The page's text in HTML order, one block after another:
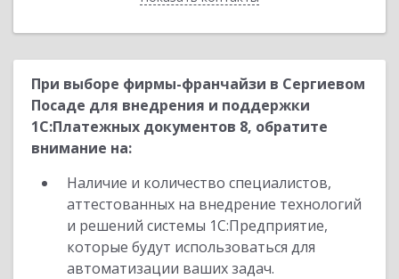
При выборе фирмы-франчайзи в Сергиевом
Посаде для внедрения и поддержки
1С:Платежных документов 8, обратите
внимание на:
Наличие и количество специалистов,
аттестованных на внедрение технологий
и решений системы 1С:Предприятие,
которые будут использоваться для
автоматизации ваших задач.